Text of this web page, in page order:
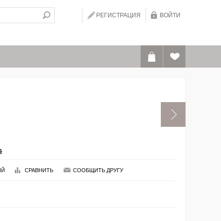
РЕГИСТРАЦИЯ ВОЙТИ
СРАВНИТЬ СООБЩИТЬ ДРУГУ